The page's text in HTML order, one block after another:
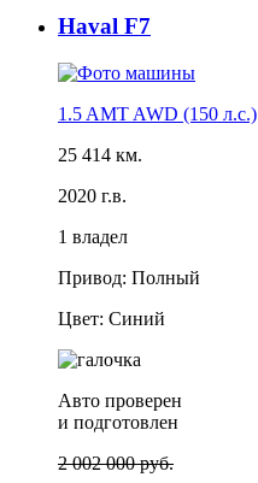
Haval F7
1.5 AMT AWD (150 л.с.)
25 414 км.
2020 г.в.
1 владел
Привод: Полный
Цвет: Синий
Авто проверен
и подготовлен
2 002 000 руб.